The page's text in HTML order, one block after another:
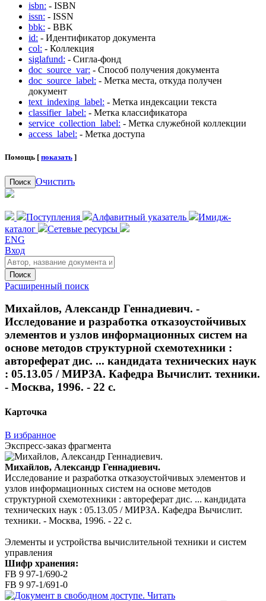
isbn: - ISBN
issn: - ISSN
bbk: - BBK
id: - Идентификатор документа
col: - Коллекция
siglafund: - Сигла-фонд
doc_source_var: - Способ получения документа
doc_source_label: - Метка места, откуда получен
документ
text_indexing_label: - Метка индексации текста
classifier_label: - Метка классификатора
service_collection_label: - Метка служебной коллекции
access_label: - Метка доступа
Помощь [ показать ]
Поиск Очистить
Поступления Алфавитный указатель
Имидж-
каталог
Сетевые ресурсы
ENG
Вход
Поиск
Расширенный поиск
Михайлов, Александр Геннадиевич. -
Исследование и разработка отказоустойчивых
элементов и узлов информационных систем на
основе методов структурной схемотехники :
автореферат дис. ... кандидата технических наук
: 05.13.05 / МИРЗА. Кафедра Вычислит. техники.
- Москва, 1996. - 22 с.
Карточка
В избранное
Экспресс-заказ фрагмента
Михайлов, Александр Геннадиевич.
Исследование и разработка отказоустойчивых элементов и
узлов информационных систем на основе методов
структурной схемотехники : автореферат дис. ... кандидата
технических наук : 05.13.05 / МИРЗА. Кафедра Вычислит.
техники. - Москва, 1996. - 22 с.
Элементы и устройства вычислительной техники и систем
управления
Шифр хранения:
FB 9 97-1/690-2
FB 9 97-1/691-0
Читать